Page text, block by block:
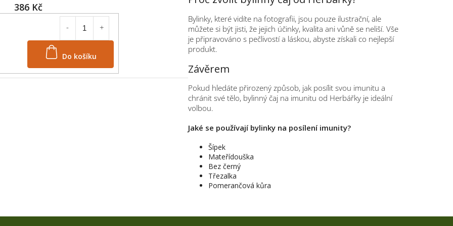
386 Kč
Bylinky, které vidíte na fotografii, jsou pouze ilustrační, ale
můžete si být jisti, že jejich účinky, kvalita ani vůně se neliší. Vše
je připravováno s pečlivostí a láskou, abyste získali co nejlepší
produkt.
Závěrem
Pokud hledáte přirozený způsob, jak posílit svou imunitu a
chránit své tělo, bylinný čaj na imunitu od Herbářky je ideální
volbou.
Jaké se používají bylinky na posílení imunity?
Šípek
Mateřídouška
Bez černý
Třezalka
Pomerančová kůra